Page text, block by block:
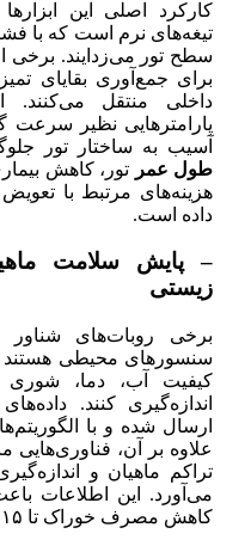
کارکرد اصلی این
تیغه‌های نرم است که با
سطح تور می‌زدایند.
برای جمع‌آوری بقایای
داخلی منتقل می‌کنند.
پارامترهایی نظیر سرعت
آسیب به ساختار تور
طول عمر تور، کاهش
داده است.
– پایش سلامت
زیستی
برخی روبات‌های شناور
سنسورهای محیطی هستند
کیفیت آب، دما، شوری
اندازه‌گیری کنند.
ارسال شده و با
علاوه بر آن، فناوری‌هایی
تراکم ماهیان و
می‌آورد. این اطلاعات
کاهش مصرف خوراک تا ۱۵٪ می‌گردد.